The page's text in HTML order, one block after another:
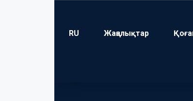
RU Жаңалықтар